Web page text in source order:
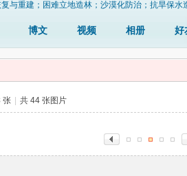
与重建；困难立地造林；沙漠化防治；抗旱保
博文 视频 相册 好
张 共 44 张图片